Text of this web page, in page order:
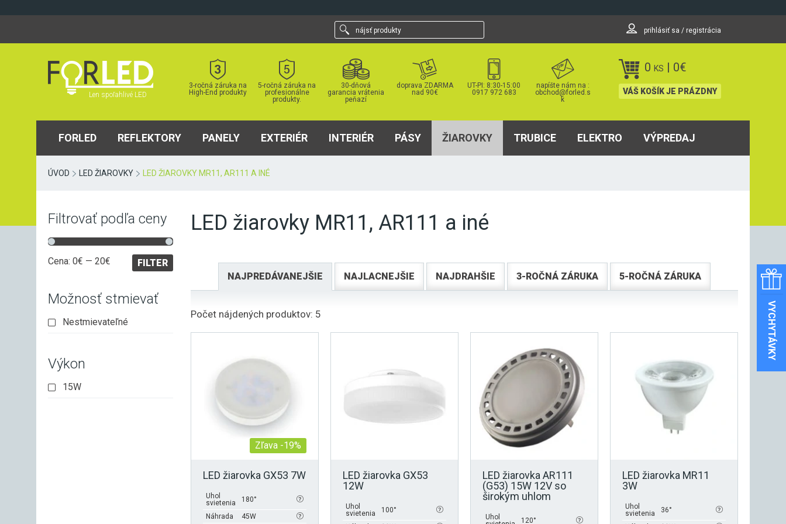
VYCHYTÁVKY
to
nájsť
produkty
prihlásiť sa / registrácia
Len spoľahlivé LED
3-ročná záruka na
High-End produkty
5-ročná záruka na
profesionálne
produkty.
30-dňová
garancia vrátenia
peňazí
doprava ZDARMA
nad 90€
UT-PI: 8:30-15:00
0917 972 683
napíšte nám na :
obchod@forled.s
k
0 KS | 0€
VÁŠ KOŠÍK JE PRÁZDNY
FORLED REFLEKTORY PANELY EXTERIÉR INTERIÉR PÁSY ŽIAROVKY TRUBICE ELEKTRO VÝPREDAJ
ÚVOD LED ŽIAROVKY LED ŽIAROVKY MR11, AR111 A INÉ
LED žiarovky MR11, AR111 a iné
NAJPREDÁVANEJŠIE NAJLACNEJŠIE NAJDRAHŠIE 3-ROČNÁ ZÁRUKA 5-ROČNÁ ZÁRUKA
Počet nájdených produktov: 5
LED žiarovka GX53 7W
Zľava -19%
Uhol
svietenia
180°
Náhrada 45W
LED žiarovka GX53
12W
Uhol
svietenia
100°
LED žiarovka AR111
(G53) 15W 12V so
širokým uhlom
Uhol
120°
LED žiarovka MR11
3W
Uhol
svietenia
36°
Filtrovať podľa ceny
Minimálna
Maximálna
FILTER
Cena: 0€ — 20€
Možnosť stmievať
Nestmievateľné
Výkon
15W